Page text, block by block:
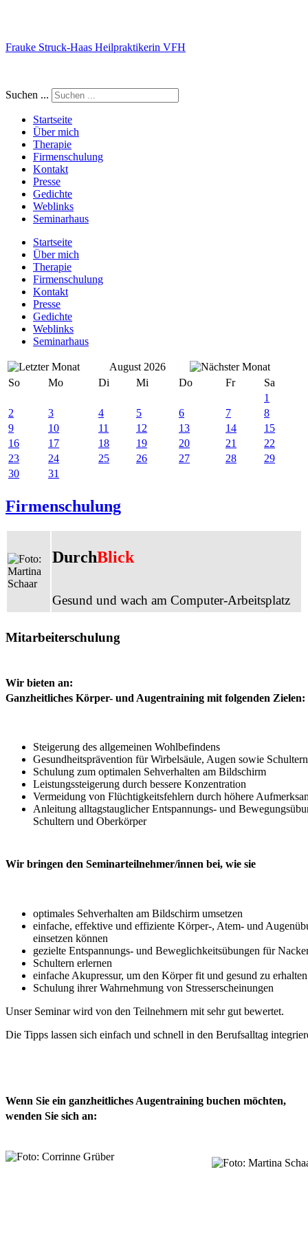
Frauke Struck-Haas Heilpraktikerin VFH
Suchen ...
Startseite
Über mich
Therapie
Firmenschulung
Kontakt
Presse
Gedichte
Weblinks
Seminarhaus
Startseite
Über mich
Therapie
Firmenschulung
Kontakt
Presse
Gedichte
Weblinks
Seminarhaus
August 2026
So
Mo Di Mi Do Fr
Sa
1
2
3 4 5 6 7
8
9
10 11 12 13 14
15
16
17 18 19 20 21
22
23
24 25 26 27 28
29
30
31
Firmenschulung
DurchBlick
Gesund und wach am Computer-Arbeitsplatz
Mitarbeiterschulung
Wir bieten an:
Ganzheitliches Körper- und Augentraining mit folgenden Zielen:
Steigerung des allgemeinen Wohlbefindens
Gesundheitsprävention für Wirbelsäule, Augen sowie
Schulung zum optimalen Sehverhalten am Bildschirm
Leistungssteigerung durch bessere Konzentration
Vermeidung von Flüchtigkeitsfehlern durch höhere
Anleitung alltagstauglicher Entspannungs- und
Schultern und Oberkörper
Wir bringen den Seminarteilnehmer/innen bei, wie sie
optimales Sehverhalten am Bildschirm umsetzen
einfache, effektive und effiziente Körper-, Atem- und
einsetzen können
gezielte Entspannungs- und Beweglichkeitsübungen für
Schultern erlernen
einfache Akupressur, um den Körper fit und gesund zu erhalten
Schulung ihrer Wahrnehmung von Stresserscheinungen
Unser Seminar wird von den Teilnehmern mit sehr gut bewertet.
Die Tipps lassen sich einfach und schnell in den Berufsalltag
Wenn Sie ein ganzheitliches Augentraining buchen möchten,
wenden Sie sich an: